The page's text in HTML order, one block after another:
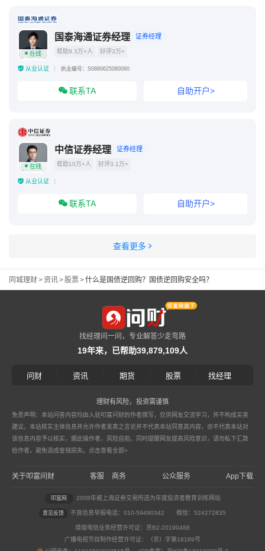
在线
国泰海通证券经理 证券经理
帮助9.3万+人 好评3万+
从业认证 执业编号：S0880625080060
联系TA 自助开户>
在线
中信证券经理 证券经理
帮助10万+人 好评3.1万+
从业认证
联系TA 自助开户>
查看更多
同城理财>资讯>股票>什么是国债逆回购？国债逆回购安全吗？
找经理问一问，专业解答少走弯路
19年来，已帮助39,879,109人
问财 资讯 期货 股票 找经理
理财有风险，投资需谨慎
免责声明：本站问答内容均由入驻叩富问财的作者撰写，仅供网友交流学习，并不构成买卖
建议。本站核实主体信息并允许作者发表之言论并不代表本站同意其内容，亦不代表本站对
该信息内容予以核实，据此操作者，风险自担。同时提醒网友提高风险意识，请勿私下汇款
给作者，避免造成金钱损失。 点击查看全部>
关于叩富问财 客服 商务 公众服务 App下载
叩富网 2008年被上海证券交易所选为年度投资者教育训练网站
意见反馈 不良信息举报电话：010-59490342 微信：524272835
增值电信业务经营许可证：京B2-20190488
广播电视节目制作经营许可证：（京）字第18189号